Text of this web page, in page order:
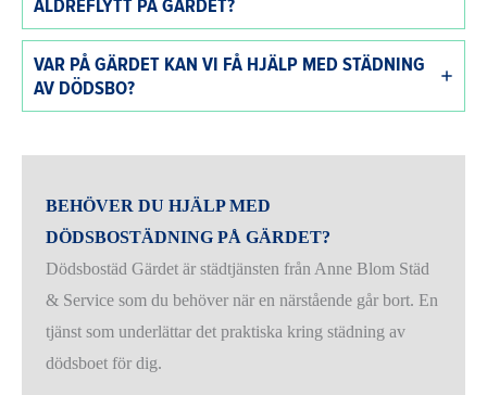
ÄLDREFLYTT PÅ GÄRDET?
VAR PÅ GÄRDET KAN VI FÅ HJÄLP MED STÄDNING
AV DÖDSBO?
BEHÖVER DU HJÄLP MED
DÖDSBOSTÄDNING PÅ GÄRDET?
Dödsbostäd Gärdet är städtjänsten från Anne Blom Städ
& Service som du behöver när en närstående går bort. En
tjänst som underlättar det praktiska kring städning av
dödsboet för dig.